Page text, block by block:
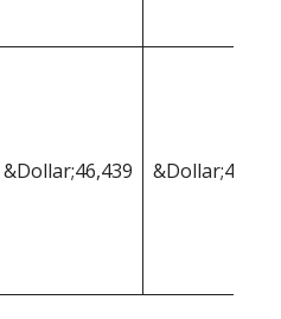
&Dollar;46,439 &Dollar;47,545